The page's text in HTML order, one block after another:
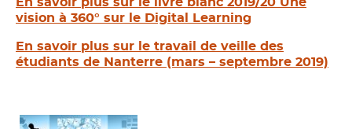
vision à 360° sur le Digital Learning
En savoir plus sur le travail de veille des
étudiants de Nanterre (mars – septembre 2019)